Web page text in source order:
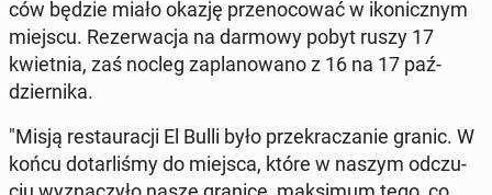
ców będzie miało okazję prze­no­co­wać w iko­nicz­nym
miejscu. Re­zer­wa­cja na darmowy pobyt ruszy 17
kwiet­nia, zaś nocleg za­pla­no­wa­no z 16 na 17 paź­
dzier­ni­ka.
"Misją re­stau­ra­cji El Bulli było prze­kra­cza­nie granic. W
końcu do­tar­li­śmy do miejsca, które w naszym od­czu­